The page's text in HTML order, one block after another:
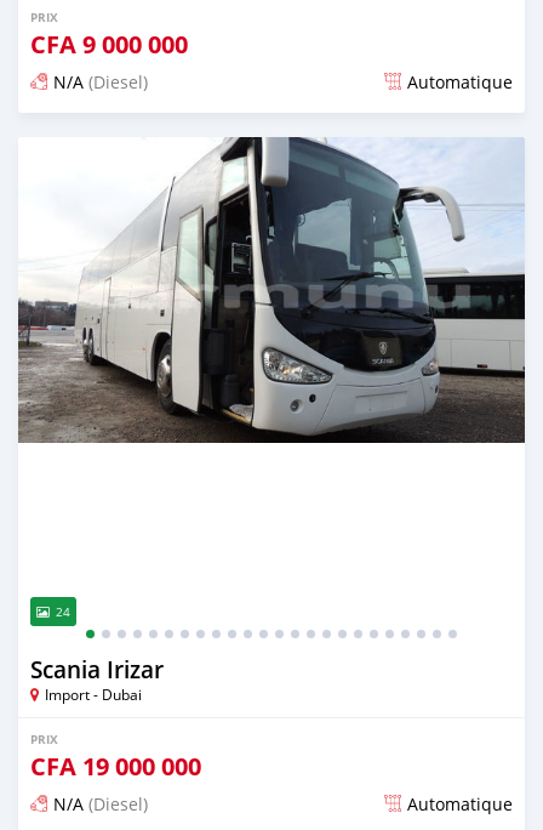
PRIX
CFA9 000 000
N/A (Diesel) Automatique
24
Scania Irizar
Import - Dubai
PRIX
CFA 19 000 000
N/A (Diesel) Automatique